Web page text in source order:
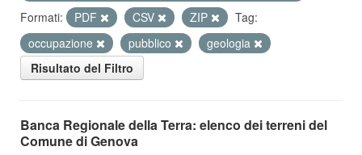
Formati:
PDF CSV ZIP
Tag:
occupazione
pubblico
geologia
Risultato del Filtro
Banca Regionale della Terra: elenco dei terreni del
Comune di Genova